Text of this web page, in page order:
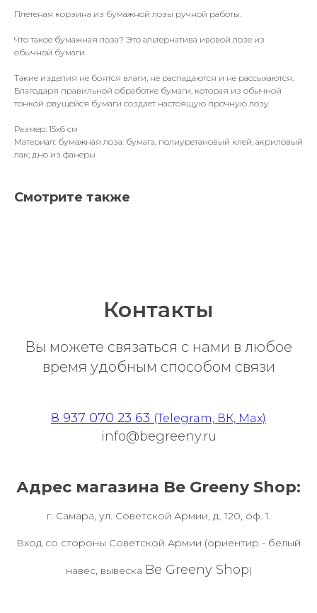
Плетеная корзина из бумажной лозы ручной работы.
Что такое бумажная лоза? Это альтернатива ивовой лозе из
обычной бумаги
Такие изделия не боятся влаги, не распадаются и не рассыхаются.
Благодаря правильной обработке бумаги, которая из обычной
тонкой рвущейся бумаги создает настоящую прочную лозу.
Размер: 15х6 см
Материал: бумажная лоза: бумага, полиуретановый клей, акриловый
лак; дно из фанеры
Смотрите также
Контакты
Вы можете связаться с нами в любое
время удобным способом связи
8 937 070 23 63 (Telegram, ВК, Max)
info@begreeny.ru
Адрес магазина Be Greeny Shop:
г. Самара, ул. Советской Армии, д. 120, оф. 1.
Вход со стороны Советской Армии (ориентир - белый
навес, вывеска Be Greeny Shop)